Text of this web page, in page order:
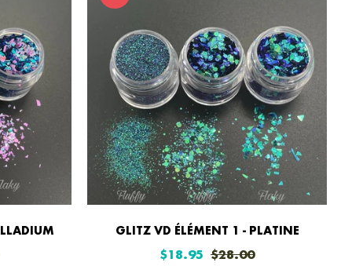
GLITZ VD ÉLÉMENT 1 - PLATINE
Prix
$18.95 $28.00Prix